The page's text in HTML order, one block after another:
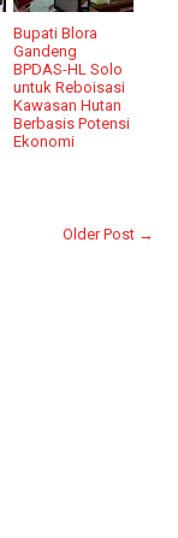
Bupati Blora
Gandeng
BPDAS-HL Solo
untuk Reboisasi
Kawasan Hutan
Berbasis Potensi
Ekonomi
Older Post →